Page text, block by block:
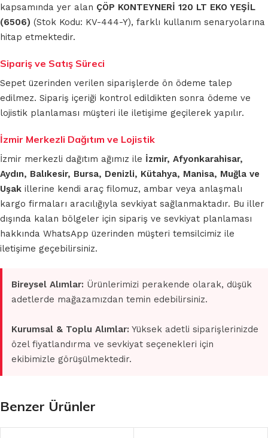
kapsamında yer alan ÇÖP KONTEYNERİ 120 LT EKO YEŞİL
(6506) (Stok Kodu: KV-444-Y), farklı kullanım senaryolarına
hitap etmektedir.
Sipariş ve Satış Süreci
Sepet üzerinden verilen siparişlerde ön ödeme talep
edilmez. Sipariş içeriği kontrol edildikten sonra ödeme ve
lojistik planlaması müşteri ile iletişime geçilerek yapılır.
İzmir Merkezli Dağıtım ve Lojistik
İzmir merkezli dağıtım ağımız ile İzmir, Afyonkarahisar,
Aydın, Balıkesir, Bursa, Denizli, Kütahya, Manisa, Muğla ve
Uşak illerine kendi araç filomuz, ambar veya anlaşmalı
kargo firmaları aracılığıyla sevkiyat sağlanmaktadır. Bu iller
dışında kalan bölgeler için sipariş ve sevkiyat planlaması
hakkında WhatsApp üzerinden müşteri temsilcimiz ile
iletişime geçebilirsiniz.
Bireysel Alımlar: Ürünlerimizi perakende olarak, düşük
adetlerde mağazamızdan temin edebilirsiniz.
Kurumsal & Toplu Alımlar: Yüksek adetli siparişlerinizde
özel fiyatlandırma ve sevkiyat seçenekleri için
ekibimizle görüşülmektedir.
Benzer Ürünler